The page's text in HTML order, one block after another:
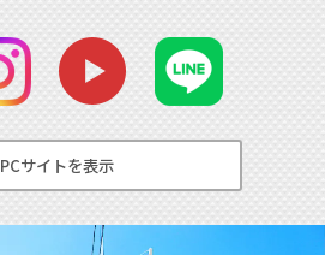
PCサイトを表示